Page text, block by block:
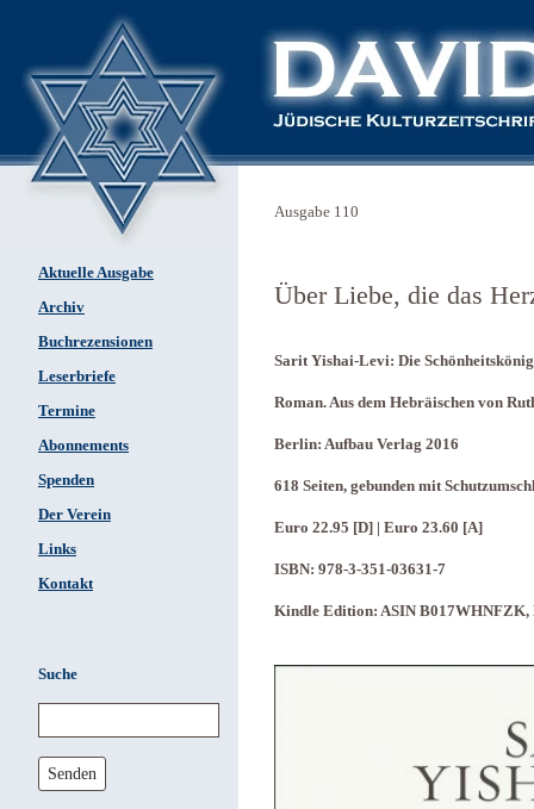
Aktuelle Ausgabe
Archiv
Buchrezensionen
Leserbriefe
Termine
Abonnements
Spenden
Der Verein
Links
Kontakt
Suche
Senden
Ausgabe 110
Über Liebe, die das
Sarit Yishai-Levi: Die
Roman. Aus dem Hebräischen von
Berlin: Aufbau Verlag 2016
618 Seiten, gebunden mit
Euro 22.95 [D] | Euro 23.60 [A]
ISBN: 978-3-351-03631-7
Kindle Edition: ASIN B017WHNFZK,